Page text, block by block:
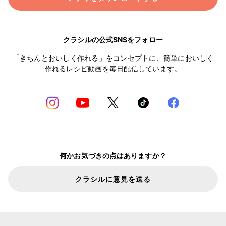
クラシルの公式SNSをフォロー
「きちんとおいしく作れる」をコンセプトに、簡単においしく
作れるレシピ動画を毎日配信しています。
何かお気づきの点はありますか？
クラシルに意見を送る